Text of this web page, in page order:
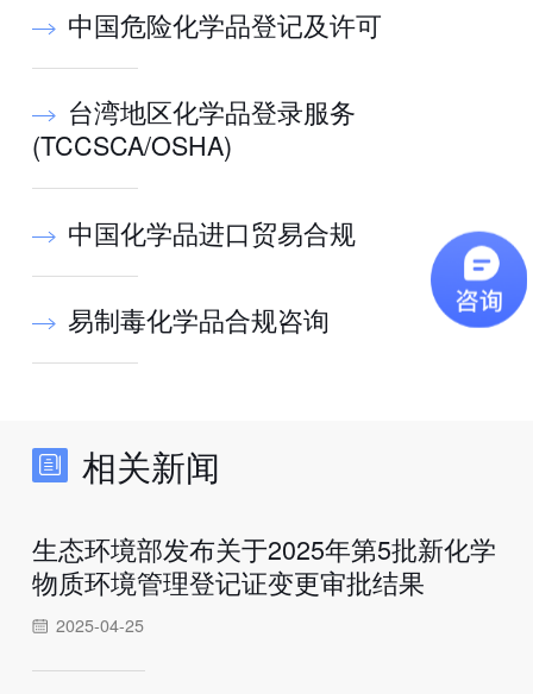
中国危险化学品登记及许可
台湾地区化学品登录服务
(TCCSCA/OSHA)
中国化学品进口贸易合规
易制毒化学品合规咨询
相关新闻
生态环境部发布关于2025年第5批新化学
物质环境管理登记证变更审批结果
2025-04-25